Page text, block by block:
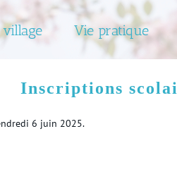
village Vie pratique
Inscriptions
6 juin 2025.